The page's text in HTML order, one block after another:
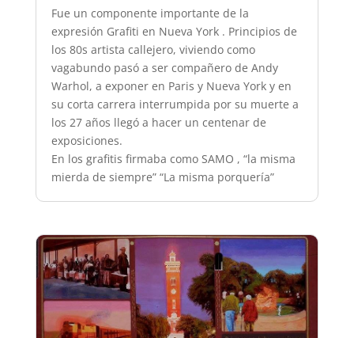
Fue un componente importante de la
expresión Grafiti en Nueva York . Principios de
los 80s artista callejero, viviendo como
vagabundo pasó a ser compañero de Andy
Warhol, a exponer en Paris y Nueva York y en
su corta carrera interrumpida por su muerte a
los 27 años llegó a hacer un centenar de
exposiciones.
En los grafitis firmaba como SAMO , “la misma
mierda de siempre” “La misma porquería”